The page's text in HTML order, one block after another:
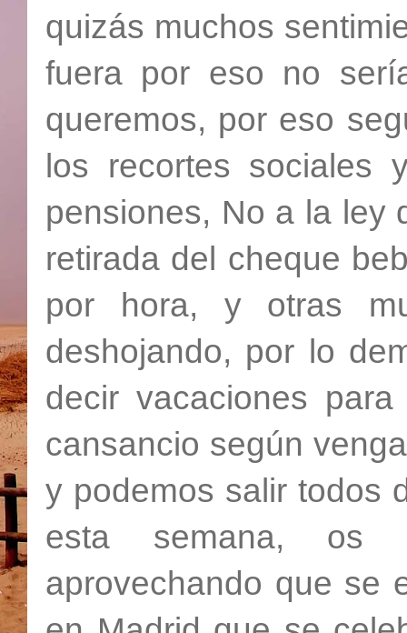
quizás muchos
fuera por eso no
queremos, por eso
los recortes sociales
pensiones, No a la ley
retirada del cheque
por hora, y otras
deshojando, por lo
decir vacaciones
cansancio según
y podemos salir todos
esta semana, os
aprovechando que se